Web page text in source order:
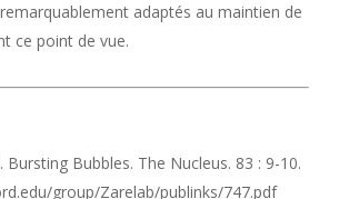
adaptés au maintien de
ce point de vue.
Bursting Bubbles. The Nucleus. 83 : 9-10.
group/Zarelab/publinks/747.pdf